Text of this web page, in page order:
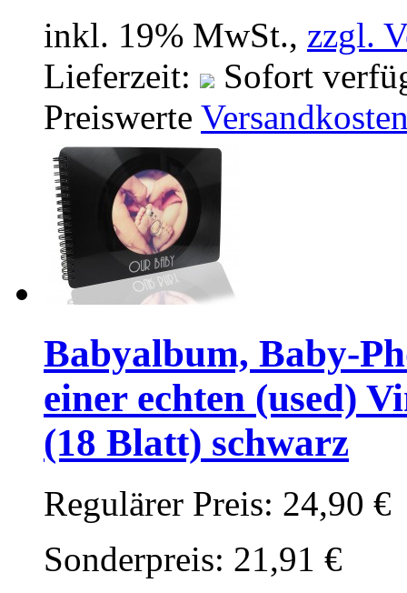
inkl. 19% MwSt., zzgl.
Lieferzeit:
Sofort
Preiswerte
Babyalbum, Baby-
einer echten (used)
(18 Blatt) schwarz
Regulärer Preis: 24,90 €
Sonderpreis: 21,91 €